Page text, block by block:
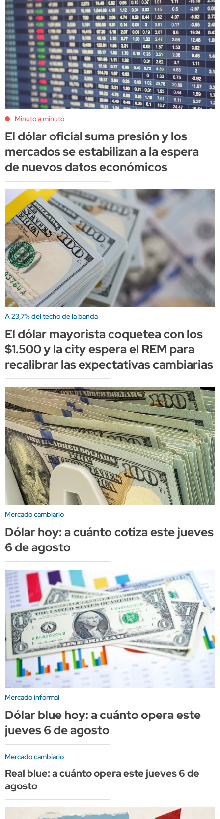
Minuto a minuto
El dólar oficial suma presión y los
mercados se estabilizan a la espera
de nuevos datos económicos
A 23,7% del techo de la banda
El dólar mayorista coquetea con los
$1.500 y la city espera el REM para
recalibrar las expectativas cambiarias
Mercado cambiario
Dólar hoy: a cuánto cotiza este jueves
6 de agosto
Mercado informal
Dólar blue hoy: a cuánto opera este
jueves 6 de agosto
Mercado cambiario
Real blue: a cuánto opera este jueves 6 de
agosto